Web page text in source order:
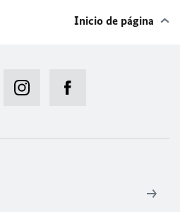
Inicio de página